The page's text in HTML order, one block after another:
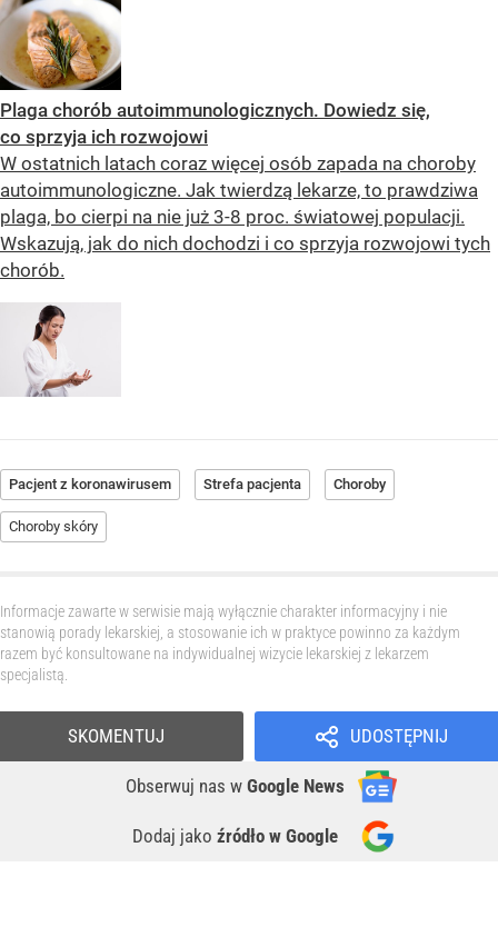
Plaga chorób autoimmunologicznych. Dowiedz się,
co sprzyja ich rozwojowi
W ostatnich latach coraz więcej osób zapada na choroby
autoimmunologiczne. Jak twierdzą lekarze, to prawdziwa
plaga, bo cierpi na nie już 3-8 proc. światowej populacji.
Wskazują, jak do nich dochodzi i co sprzyja rozwojowi tych
chorób.
Pacjent z koronawirusem Strefa pacjenta Choroby
Choroby skóry
Informacje zawarte w serwisie mają wyłącznie charakter informacyjny i nie
stanowią porady lekarskiej, a stosowanie ich w praktyce powinno za każdym
razem być konsultowane na indywidualnej wizycie lekarskiej z lekarzem
specjalistą.
UDOSTĘPNIJ
Obserwuj nas w Google News
Dodaj jako źródło w Google
SKOMENTUJ